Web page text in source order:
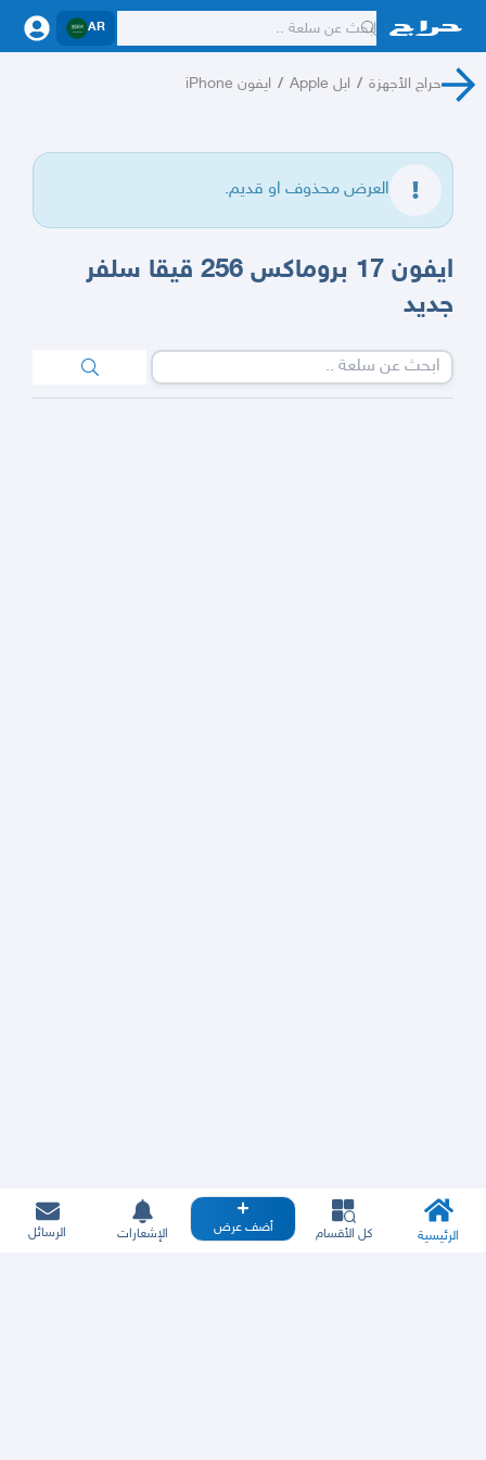
AR
حراج الأجهزة / ابل Apple / ايفون iPhone
العرض محذوف او قديم.
ايفون 17 بروماكس 256 قيقا سلفر
جديد
الرئيسية كل الأقسام أضف عرض الإشعارات الرسائل